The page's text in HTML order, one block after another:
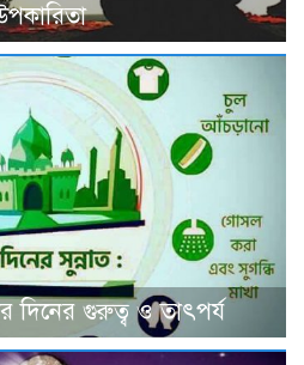
দিনের গুরুত্ব ও তাৎপর্য